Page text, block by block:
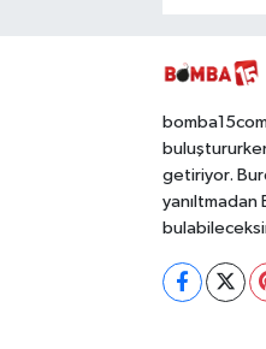
getiriyor.
yanıltmadan